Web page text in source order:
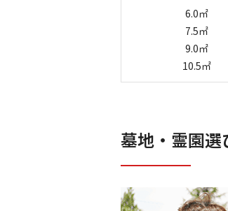
6.0㎡
7.5㎡
9.0㎡
10.5㎡
墓地・霊園